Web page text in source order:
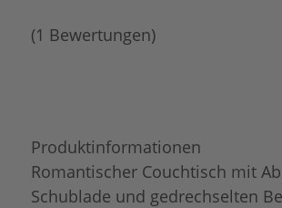
(1 Bewertungen)
Produktinformationen
Romantischer Couchtisch mit
Schublade und gedrechselten